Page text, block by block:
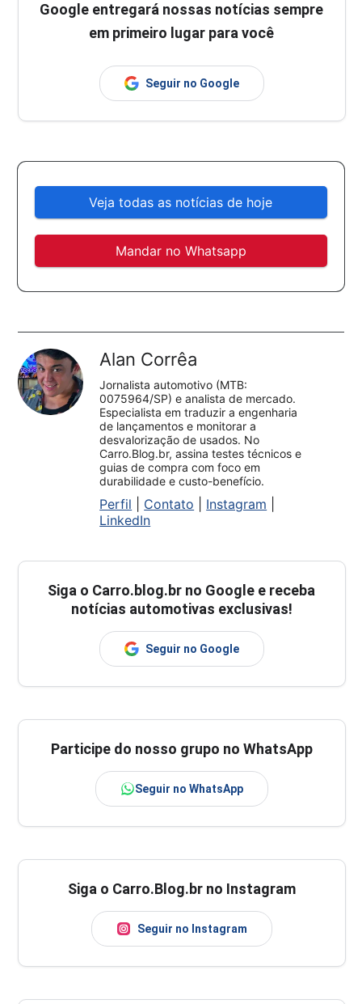
Google entregará nossas notícias sempre
em primeiro lugar para você
Seguir no Google
Veja todas as notícias de hoje
Mandar no Whatsapp
Alan Corrêa
Jornalista automotivo (MTB:
0075964/SP) e analista de mercado.
Especialista em traduzir a engenharia
de lançamentos e monitorar a
desvalorização de usados. No
Carro.Blog.br, assina testes técnicos e
guias de compra com foco em
durabilidade e custo-benefício.
Perfil Contato Instagram
LinkedIn
Siga o Carro.blog.br no Google e receba
notícias automotivas exclusivas!
Seguir no Google
Participe do nosso grupo no WhatsApp
Seguir no WhatsApp
Siga o Carro.Blog.br no Instagram
Seguir no Instagram